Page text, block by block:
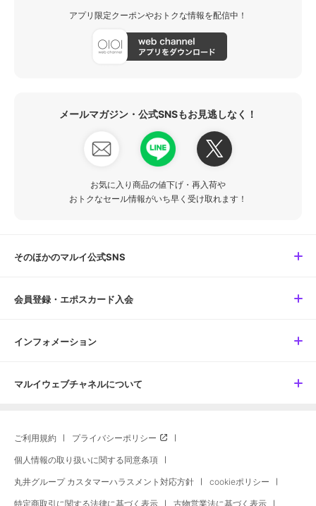
アプリ限定クーポンやおトクな情報を配信中！
メールマガジン・公式SNSもお見逃しなく！
お気に入り商品の値下げ・再入荷や
おトクなセール情報がいち早く受け取れます！
そのほかのマルイ公式SNS
会員登録・エポスカード入会
インフォメーション
マルイウェブチャネルについて
ご利用規約 プライバシーポリシー
個人情報の取り扱いに関する同意条項
丸井グループ カスタマーハラスメント対応方針 cookieポリシー
特定商取引に関する法律に基づく表示 古物営業法に基づく表示